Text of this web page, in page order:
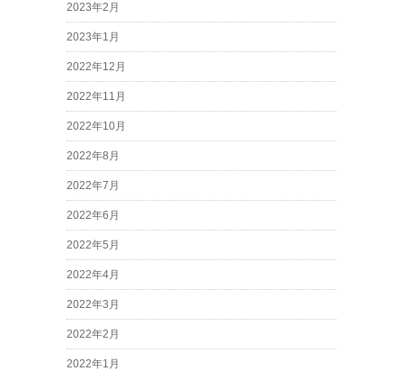
2023年2月
2023年1月
2022年12月
2022年11月
2022年10月
2022年8月
2022年7月
2022年6月
2022年5月
2022年4月
2022年3月
2022年2月
2022年1月